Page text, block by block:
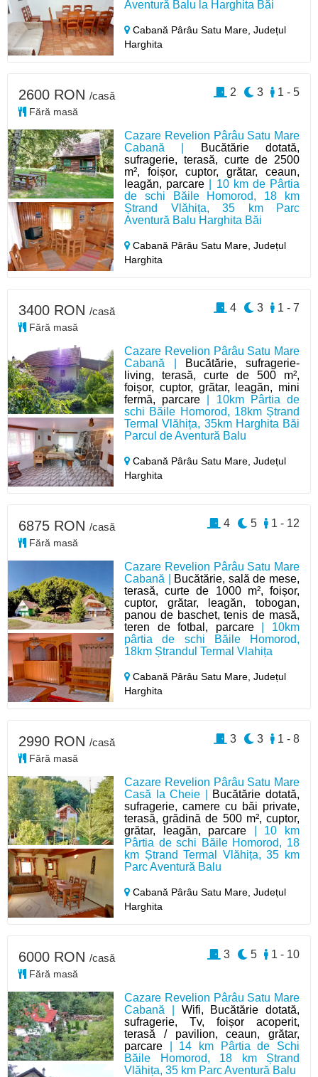
Aventură Balu la Harghita Băi
Cabană Pârâu Satu Mare,Județul
Harghita
Cazare Revelion Pârâu Satu Mare
Cabană |
Bucătărie dotată,
sufragerie, terasă, curte de 2500
m², foișor, cuptor, grătar, ceaun,
leagăn, parcare | 10 km de Pârtia
de schi Băile Homorod, 18 km
Ștrand Vlăhița, 35 km Parc
Aventură Balu Harghita Băi
Cabană Pârâu Satu Mare,Județul
Harghita
2600 RON /casă
Fără masă
1 - 5
3
2
Cazare Revelion Pârâu Satu Mare
Cabană | Bucătărie, sufragerie-
living, terasă, curte de 500 m²,
foișor, cuptor, grătar, leagăn, mini
fermă, parcare | 10km Pârtia de
schi Băile Homorod, 18km Ștrand
Termal Vlăhița, 35km Harghita Băi
Parcul de Aventură Balu
Cabană Pârâu Satu Mare,Județul
Harghita
3400 RON /casă
Fără masă
1 - 7
3
4
Cazare Revelion Pârâu Satu Mare
Cabană |
Bucătărie, sală de mese,
terasă, curte de 1000 m², foișor,
cuptor, grătar, leagăn, tobogan,
panou de baschet, tenis de masă,
teren de fotbal, parcare| 10km
pârtia de schi Băile Homorod,
18km Ștrandul Termal Vlahița
Cabană Pârâu Satu Mare,Județul
Harghita
6875 RON /casă
Fără masă
1 - 12
5
4
Cazare Revelion Pârâu Satu Mare
Casă la Cheie | Bucătărie dotată,
sufragerie, camere cu băi private,
terasă, grădină de 500 m², cuptor,
grătar, leagăn, parcare | 10 km
Pârtia de schi Băile Homorod, 18
km Ștrand Termal Vlăhița, 35 km
Parc Aventură Balu
Cabană Pârâu Satu Mare,Județul
Harghita
2990 RON /casă
Fără masă
1 - 8
3
3
Cazare Revelion Pârâu Satu Mare
Cabană | Wifi, Bucătărie dotată,
sufragerie, Tv, foișor acoperit,
terasă / pavilion, ceaun, grătar,
parcare | 14 km Pârtia de Schi
Băile Homorod, 18 km Ștrand
Vlăhița, 35 km Parc Aventură Balu
6000 RON /casă
Fără masă
1 - 10
5
3